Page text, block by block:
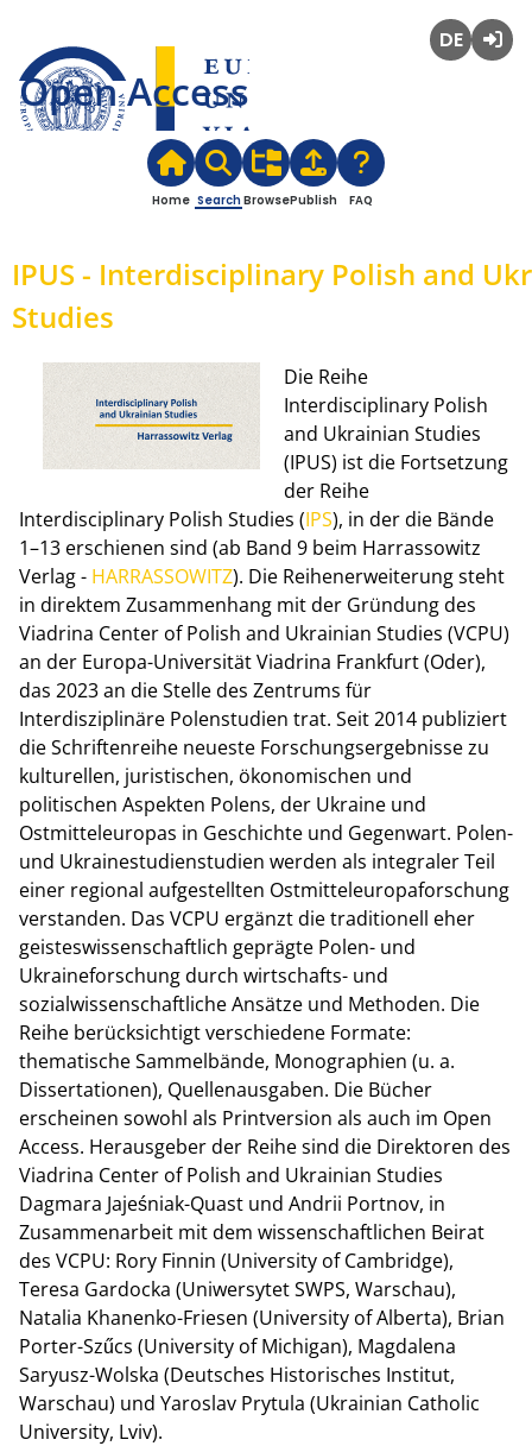
Open Access
Home Search BrowsePublish FAQ
IPUS - Interdisciplinary Polish and
Studies
Die Reihe
Interdisciplinary Polish
and Ukrainian Studies
(IPUS) ist die Fortsetzung
der Reihe
Interdisciplinary Polish Studies (IPS), in der die Bände
1–13 erschienen sind (ab Band 9 beim Harrassowitz
Verlag - HARRASSOWITZ). Die Reihenerweiterung steht
in direktem Zusammenhang mit der Gründung des
Viadrina Center of Polish and Ukrainian Studies (VCPU)
an der Europa-Universität Viadrina Frankfurt (Oder),
das 2023 an die Stelle des Zentrums für
Interdisziplinäre Polenstudien trat. Seit 2014 publiziert
die Schriftenreihe neueste Forschungsergebnisse zu
kulturellen, juristischen, ökonomischen und
politischen Aspekten Polens, der Ukraine und
Ostmitteleuropas in Geschichte und Gegenwart. Polen-
und Ukrainestudienstudien werden als integraler Teil
einer regional aufgestellten Ostmitteleuropaforschung
verstanden. Das VCPU ergänzt die traditionell eher
geisteswissenschaftlich geprägte Polen- und
Ukraineforschung durch wirtschafts- und
sozialwissenschaftliche Ansätze und Methoden. Die
Reihe berücksichtigt verschiedene Formate:
thematische Sammelbände, Monographien (u. a.
Dissertationen), Quellenausgaben. Die Bücher
erscheinen sowohl als Printversion als auch im Open
Access. Herausgeber der Reihe sind die Direktoren des
Viadrina Center of Polish and Ukrainian Studies
Dagmara Jajeśniak-Quast und Andrii Portnov, in
Zusammenarbeit mit dem wissenschaftlichen Beirat
des VCPU: Rory Finnin (University of Cambridge),
Teresa Gardocka (Uniwersytet SWPS, Warschau),
Natalia Khanenko-Friesen (University of Alberta), Brian
Porter-Szűcs (University of Michigan), Magdalena
Saryusz-Wolska (Deutsches Historisches Institut,
Warschau) und Yaroslav Prytula (Ukrainian Catholic
University, Lviv).